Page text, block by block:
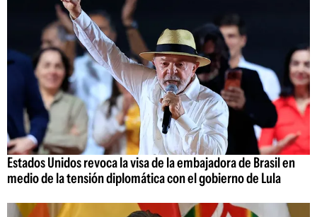
Estados Unidos revoca la visa de la embajadora de Brasil en
medio de la tensión diplomática con el gobierno de Lula